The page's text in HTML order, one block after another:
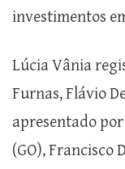
investimentos
Lúcia Vânia
Furnas, Flávio
apresentado
(GO), Francisco